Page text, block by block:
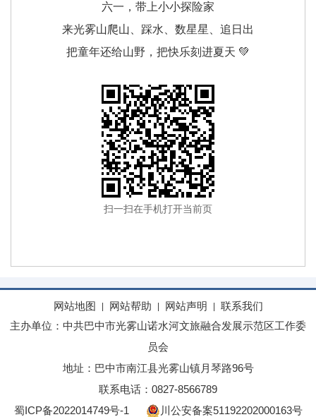
六一，带上小小探险家
来光雾山爬山、踩水、数星星、追日出
把童年还给山野，把快乐刻进夏天 💚
扫一扫在手机打开当前页
网站地图 网站帮助 网站声明
联系我们
主办单位：中共巴中市光雾山诺水河文旅融合发展示范区工作委
员会
地址：巴中市南江县光雾山镇月琴路96号
联系电话：0827-8566789
蜀ICP备2022014749号-1
川公安备案51192202000163号